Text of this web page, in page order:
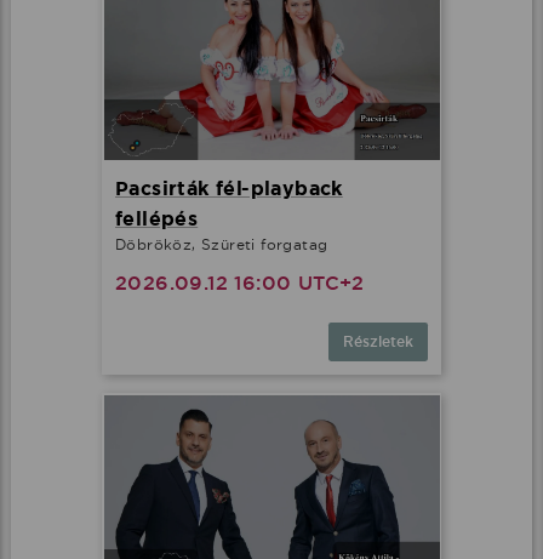
Pacsirták fél-playback
fellépés
Döbrököz, Szüreti forgatag
2026.09.12 16:00 UTC+2
Részletek